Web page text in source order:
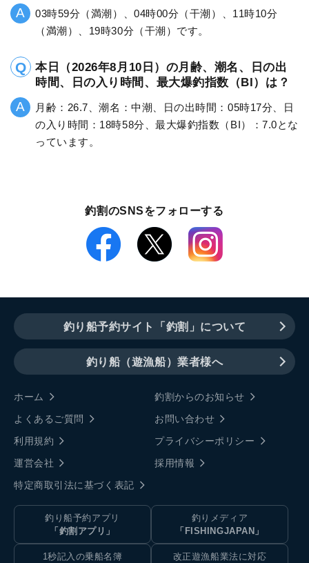
03時59分（満潮）、04時00分（干潮）、11時10分
（満潮）、19時30分（干潮）です。
本日（2026年8月10日）の月齢、潮名、日の出
時間、日の入り時間、最大爆釣指数（BI）は？
月齢：26.7、潮名：中潮、日の出時間：05時17分、日
の入り時間：18時58分、最大爆釣指数（BI）：7.0とな
っています。
釣割のSNSをフォローする
釣り船予約サイト「釣割」について
釣り船（遊漁船）業者様へ
ホーム
釣割からのお知らせ
よくあるご質問
お問い合わせ
利用規約
プライバシーポリシー
運営会社
採用情報
特定商取引法に基づく表記
釣り船予約アプリ
「釣割アプリ」
釣りメディア
「FISHINGJAPAN」
1秒記入の乗船名簿
改正遊漁船業法に対応